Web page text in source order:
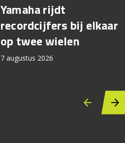
Yamaha rijdt
recordcijfers bij elkaar
op twee wielen
7 augustus 2026